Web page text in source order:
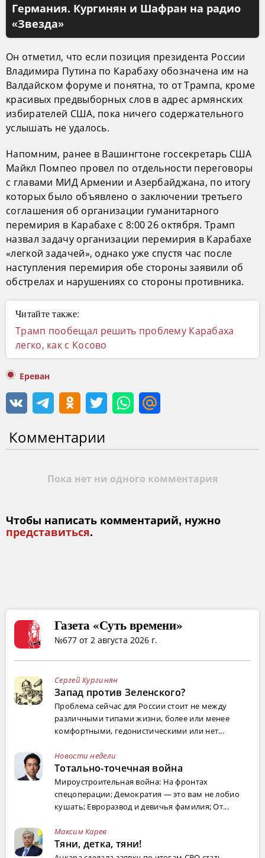
Германия. Кургинян и Шафран на радио
«Звезда»
Он отметил, что если позиция президента России
Владимира Путина по Карабаху обозначена им на
Валдайском форуме и понятна, то от Трампа, кроме
красивых предвыборных слов в адрес армянских
избирателей США, пока ничего содержательного
услышать не удалось.
Напомним, ранее в Вашингтоне госсекретарь США
Майкл Помпео провел по отдельности переговоры
с главами МИД Армении и Азербайджана, по итогу
которых было объявлено о заключении третьего
соглашения об организации гуманитарного
перемирия в Карабахе с 8:00 26 октября. Трамп
назвал задачу организации перемирия в Карабахе
«легкой задачей», однако уже спустя час после
наступления перемирия обе стороны заявили об
обстрелах и нарушениях со стороны противника.
Читайте также:
Трамп пообещал решить проблему Карабаха
легко, как с Косово
Ереван
Комментарии
Пока нет ни одного комментария
Чтобы написать комментарий, нужно
представиться.
Газета «Суть времени»
№677 от 2 августа 2026 г.
Сергей Кургинян
Запад против Зеленского?
Проблема сейчас для России стоит не между
различными типами жизни, более или менее
комфортными, гедонистическими или нет...
Новости недели
Тотально-точечная война
Мироустроительная война: На фронтах
спецоперации; Демократия — это вам не лобио
кушать; Евроразвод и девичья фамилия; От...
Максим Карев
Тяни, детка, тяни!